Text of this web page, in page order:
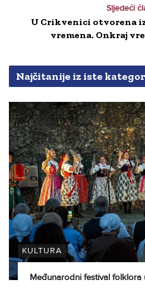
Sljedeći
U Crikvenici otvorena
vremena. Onkraj
Najčitanije iz iste
KULTURA
Međunarodni festival